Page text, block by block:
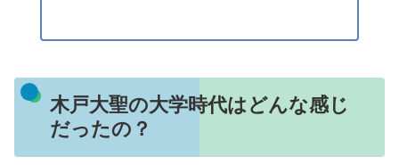
木戸大聖の大学時代はどんな感じ
だったの？